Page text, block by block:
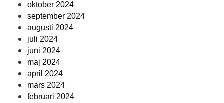
oktober 2024
september 2024
augusti 2024
juli 2024
juni 2024
maj 2024
april 2024
mars 2024
februari 2024